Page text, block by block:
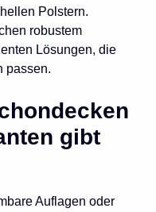
Polstern.
robustem
Lösungen, die
passen.
gibt
Auflagen oder